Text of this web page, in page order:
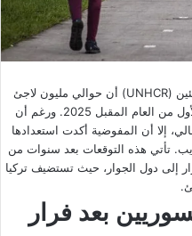
توقعت مفوضية الأمم المتحدة لشؤون اللاجئين (UNHCR) أن حوالي مليون لاجئ
سوري سيعودون إلى بلادهم خلال النصف الأول من العام المقبل 2025. ورغم أن
إلا أن المفوضية أكدت استعدادها
تأتي هذه التوقعات بعد سنوات من
إلى دول الجوار، حيث تستضيف تركيا
بعد فرار